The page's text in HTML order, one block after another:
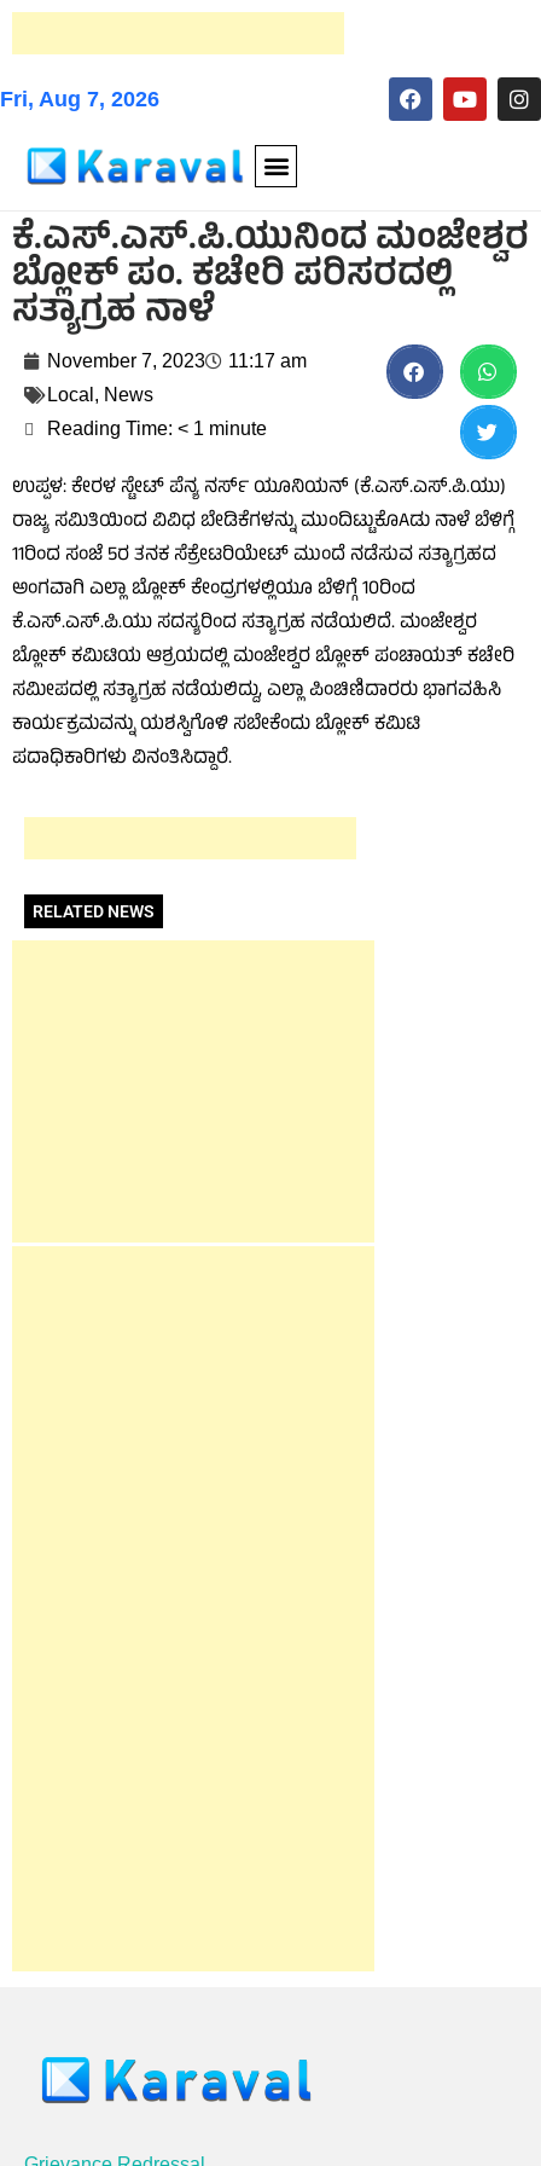
Fri, Aug 7, 2026
ಕೆ.ಎಸ್.ಎಸ್.ಪಿ.ಯುನಿಂದ ಮಂಜೇಶ್ವರ
ಬ್ಲೋಕ್ ಪಂ. ಕಚೇರಿ ಪರಿಸರದಲ್ಲಿ
ಸತ್ಯಾಗ್ರಹ ನಾಳೆ
November 7, 2023
11:17 am
Local , News
Reading Time: < 1 minute
ಉಪ್ಪಳ: ಕೇರಳ ಸ್ಟೇಟ್ ಪೆನ್ಯ ನರ್ಸ್ ಯೂನಿಯನ್ (ಕೆ.ಎಸ್.ಎಸ್.ಪಿ.ಯು)
ರಾಜ್ಯ ಸಮಿತಿಯಿಂದ ವಿವಿಧ ಬೇಡಿಕೆಗಳನ್ನು ಮುಂದಿಟ್ಟುಕೊAಡು ನಾಳೆ ಬೆಳಿಗ್ಗೆ
11ರಿಂದ ಸಂಜೆ 5ರ ತನಕ ಸೆಕ್ರೇಟರಿಯೇಟ್ ಮುಂದೆ ನಡೆಸುವ ಸತ್ಯಾಗ್ರಹದ
ಅಂಗವಾಗಿ ಎಲ್ಲಾ ಬ್ಲೋಕ್ ಕೇಂದ್ರಗಳಲ್ಲಿಯೂ ಬೆಳಿಗ್ಗೆ 10ರಿಂದ
ಕೆ.ಎಸ್.ಎಸ್.ಪಿ.ಯು ಸದಸ್ಯರಿಂದ ಸತ್ಯಾಗ್ರಹ ನಡೆಯಲಿದೆ. ಮಂಜೇಶ್ವರ
ಬ್ಲೋಕ್ ಕಮಿಟಿಯ ಆಶ್ರಯದಲ್ಲಿ ಮಂಜೇಶ್ವರ ಬ್ಲೋಕ್ ಪಂಚಾಯತ್ ಕಚೇರಿ
ಸಮೀಪದಲ್ಲಿ ಸತ್ಯಾಗ್ರಹ ನಡೆಯಲಿದ್ದು, ಎಲ್ಲಾ ಪಿಂಚಿಣಿದಾರರು ಭಾಗವಹಿಸಿ
ಕಾರ್ಯಕ್ರಮವನ್ನು ಯಶಸ್ವಿಗೊಳಿ ಸಬೇಕೆಂದು ಬ್ಲೋಕ್ ಕಮಿಟಿ
ಪದಾಧಿಕಾರಿಗಳು ವಿನಂತಿಸಿದ್ದಾರೆ.
RELATED NEWS